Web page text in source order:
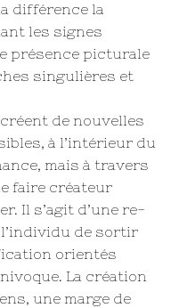
différence la
les signes
présence picturale
singulières et
de nouvelles
à l’intérieur du
mais à travers
faire créateur
Il s’agit d’une re-
de sortir
orientés
La création
une marge de